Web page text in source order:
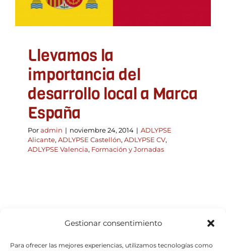
Gestionar consentimiento
Para ofrecer las mejores experiencias, utilizamos tecnologías como
CV
ADLYPSE Valencia
Llevamos la
importancia del
desarrollo local a Marca
España
Poradmin | noviembre 24, 2014 | ADLYPSE
Alicante, ADLYPSE Castellón, ADLYPSE CV,
ADLYPSE Valencia, Formación y Jornadas